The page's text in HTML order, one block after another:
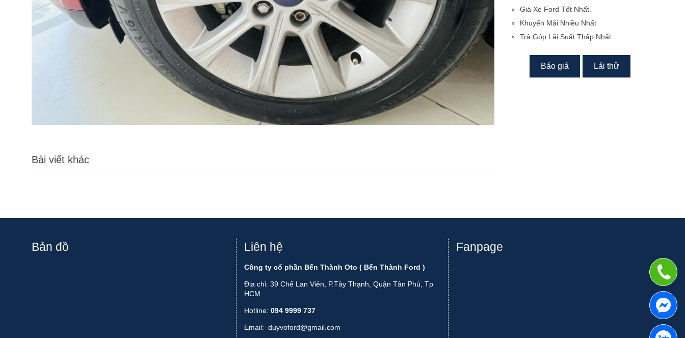
Bài viết khác
Giá Xe Ford Tốt Nhất.
Khuyến Mãi Nhiều Nhất
Trả Góp Lãi Suất Thấp Nhất
Báo giá Lái thử
Bản đồ Liên hệ
Công ty cổ phần Bến Thành Oto ( Bến Thành Ford )
Địa chỉ: 39 Chế Lan Viên, P.Tây Thạnh, Quận Tân Phú, Tp
HCM
Hotline: 094 9999 737
Email: duyvoford@gmail.com
Fanpage